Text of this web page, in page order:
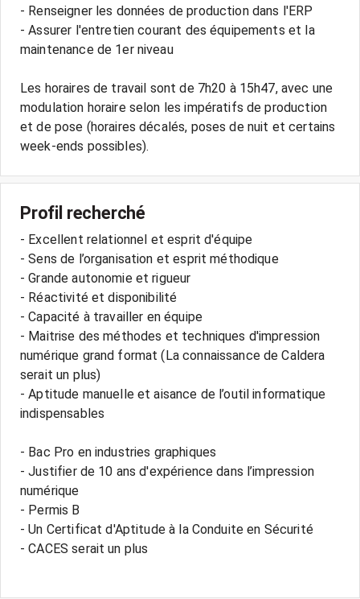
- Renseigner les données de production dans l'ERP
- Assurer l'entretien courant des équipements et la
maintenance de 1er niveau
Les horaires de travail sont de 7h20 à 15h47, avec une
modulation horaire selon les impératifs de production
et de pose (horaires décalés, poses de nuit et certains
week-ends possibles).
Profil recherché
- Excellent relationnel et esprit d'équipe
- Sens de l’organisation et esprit méthodique
- Grande autonomie et rigueur
- Réactivité et disponibilité
- Capacité à travailler en équipe
- Maitrise des méthodes et techniques d'impression
numérique grand format (La connaissance de Caldera
serait un plus)
- Aptitude manuelle et aisance de l’outil informatique
indispensables
- Bac Pro en industries graphiques
- Justifier de 10 ans d'expérience dans l’impression
numérique
- Permis B
- Un Certificat d'Aptitude à la Conduite en Sécurité
- CACES serait un plus